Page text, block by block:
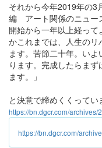
それから今年2019年の3
編 アート関係のニュー
開始から一年以上経っ
かこれまでは、人生のリ
ます。苦節二十年。い
ります。完成したらま
ます。」
と決意で締めくくってい
https://bn.dgcr.com/
https://bn.dgcr.com/